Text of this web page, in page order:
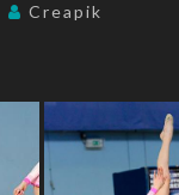
Creapik